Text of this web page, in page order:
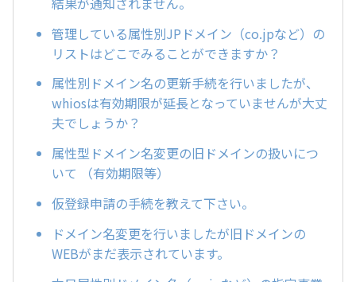
管理している属性別JPドメイン（co.jpなど）の
リストはどこでみることができますか？
属性別ドメイン名の更新手続を行いましたが、
whiosは有効期限が延長となっていませんが大丈
夫でしょうか？
属性型ドメイン名変更の旧ドメインの扱いにつ
いて （有効期限等）
仮登録申請の手続を教えて下さい。
ドメイン名変更を行いましたが旧ドメインの
WEBがまだ表示されています。